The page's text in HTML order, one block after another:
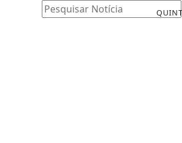
Pesquisar Notícia